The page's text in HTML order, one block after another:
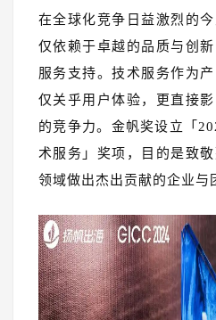
在全球化竞争日益激烈的
仅依赖于卓越的品质与创
服务支持。技术服务作为
仅关乎用户体验，更直接
的竞争力。金帆奖设立「
术服务」奖项，目的是致
领域做出杰出贡献的企业与